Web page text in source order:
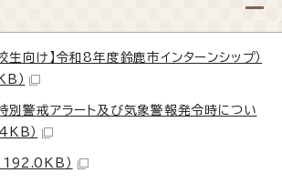
生向け】令和8年度鈴鹿市インターンシップ）
）
特別警戒アラート及び気象警報発令時につい
）
192.0KB）